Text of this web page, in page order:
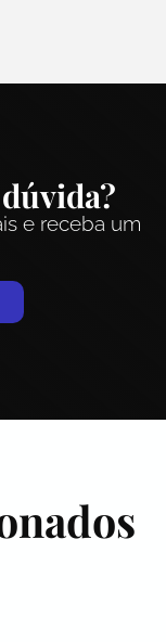
e receba um